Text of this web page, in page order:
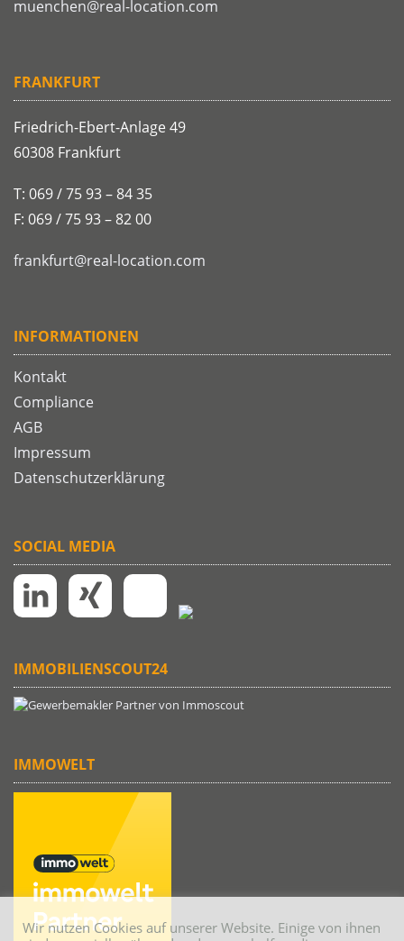
muenchen@real-location.com
FRANKFURT
Friedrich-Ebert-Anlage 49
60308 Frankfurt
T: 069 / 75 93 – 84 35
F: 069 / 75 93 – 82 00
frankfurt@real-location.com
INFORMATIONEN
Kontakt
Compliance
AGB
Impressum
Datenschutzerklärung
SOCIAL MEDIA
IMMOBILIENSCOUT24
IMMOWELT
Wir nutzen Cookies auf unserer Website. Einige von ihnen